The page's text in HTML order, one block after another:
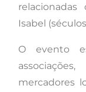
Isabel
O evento
mercadores